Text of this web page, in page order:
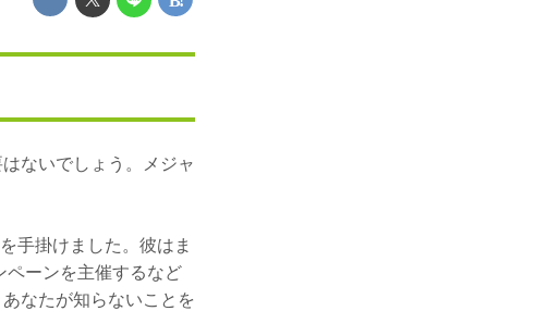
ないでしょう。メジャ
手掛けました。彼はま
ペーンを主催するなど
なたが知らないことを